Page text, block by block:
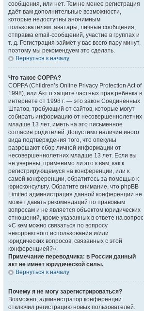
сообщения, или нет. Тем не менее регистрация
даёт вам дополнительные возможности,
которые недоступны анонимным
пользователям: аватары, личные сообщения,
отправка email-сообщений, участие в группах и
т. д. Регистрация займёт у вас всего пару минут,
поэтому мы рекомендуем это сделать.
Вернуться к началу
Что такое COPPA?
COPPA (Children’s Online Privacy Protection Act of
1998), или Акт о защите частных прав ребёнка в
интернете от 1998 г. — это закон Соединённых
Штатов, требующий от сайтов, которые могут
собирать информацию от несовершеннолетних
младше 13 лет, иметь на это письменное
согласие родителей. Допустимо наличие иного
вида подтверждения того, что опекуны
разрешают сбор личной информации от
несовершеннолетних младше 13 лет. Если вы
не уверены, применимо ли это к вам, как к
регистрирующемуся на конференции, или к
самой конференции, обратитесь за помощью к
юрисконсульту. Обратите внимание, что phpBB
Limited администрация данной конференции не
может давать рекомендаций по правовым
вопросам и не является объектом юридических
отношений, кроме указанных в ответе на вопрос
«С кем можно связаться по вопросу
некорректного использования и/или
юридических вопросов, связанных с этой
конференцией?».
Примечание переводчика: в России данный
акт не имеет юридической силы.
Вернуться к началу
Почему я не могу зарегистрироваться?
Возможно, администратор конференции
отключил регистрацию новых пользователей.